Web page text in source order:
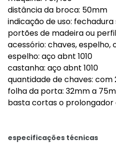
distância da broca: 50mm
indicação de uso:
portões de madeira ou
acessório: chaves, espelho,
espelho: aço abnt 1010
castanha: aço abnt 1010
quantidade de chaves: com
folha da porta: 32mm a
basta cortas o prolongador
especificações técnicas